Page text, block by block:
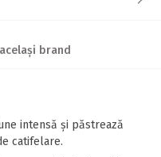
brand
intensă și păstrează
catifelare.